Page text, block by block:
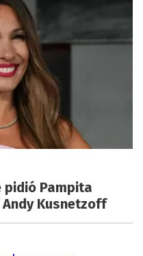
pidió Pampita
Kusnetzoff